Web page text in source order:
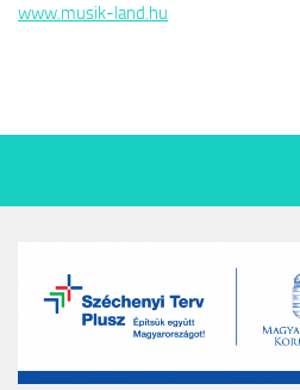
www.musik-land.hu